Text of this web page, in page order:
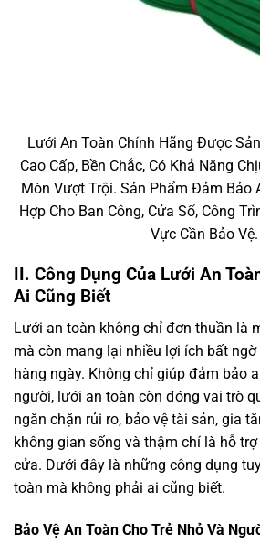
Lưới An Toàn Chính Hãng Được
Cao Cấp, Bền Chắc, Có Khả Năng
Mòn Vượt Trội. Sản Phẩm Đảm Bảo
Hợp Cho Ban Công, Cửa Sổ, Công
Vực Cần Bảo Vệ.
II. Công Dụng Của Lưới An
Ai Cũng Biết
Lưới an toàn không chỉ đơn thuần là
mà còn mang lại nhiều lợi ích bất
hàng ngày. Không chỉ giúp đảm bảo
người, lưới an toàn còn đóng vai trò
ngăn chặn rủi ro, bảo vệ tài sản, gia
không gian sống và thậm chí là hỗ
cửa. Dưới đây là những công dụng
toàn mà không phải ai cũng biết.
Bảo Vệ An Toàn Cho Trẻ Nhỏ Và